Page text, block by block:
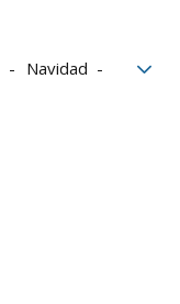
Navidad